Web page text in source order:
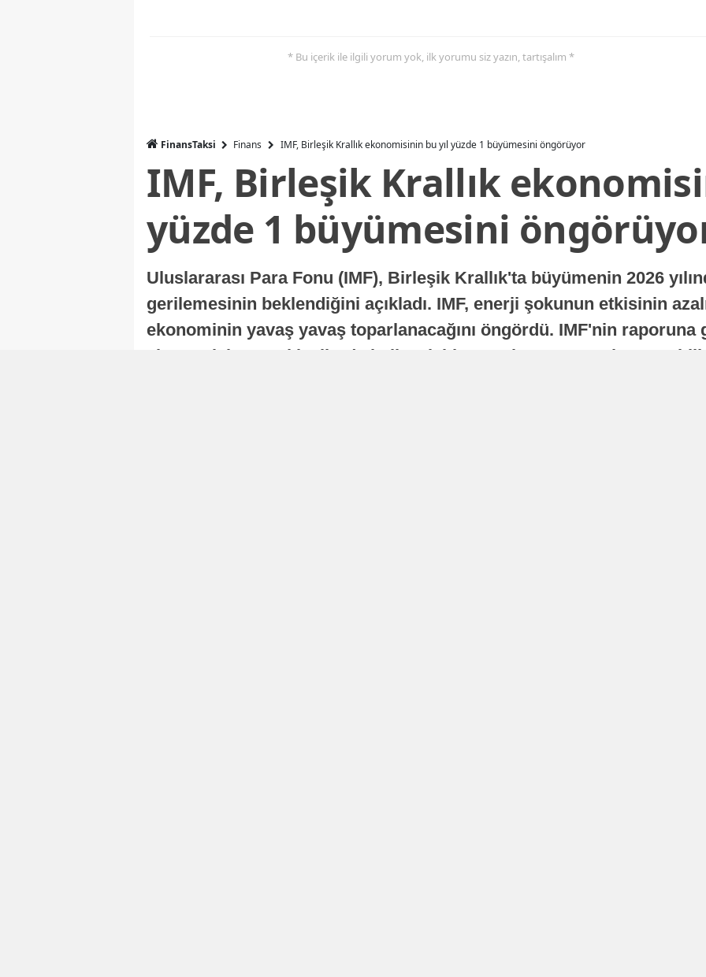
* Bu içerik ile ilgili yorum yok, ilk yorumu siz yazın, tartışalım *
FinansTaksi Finans IMF, Birleşik Krallık ekonomisinin bu yıl yüzde 1 büyümesini öngörüyor
IMF, Birleşik Krallık
yüzde 1 büyümesini
Uluslararası Para Fonu (IMF), Birleşik Krallık'ta büyümenin 2026
gerilemesinin beklendiğini açıkladı. IMF, enerji şokunun etkisinin
ekonominin yavaş yavaş toparlanacağını öngördü. IMF'nin raporuna
ekonomisi, sonraki yıllarda istikrarlı bir toparlanma süreci